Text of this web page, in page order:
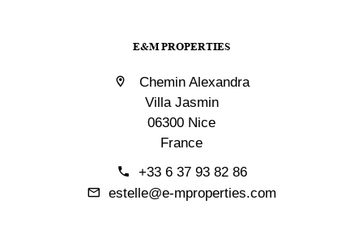
E&M PROPERTIES
Chemin Alexandra
Villa Jasmin
06300 Nice
France
+33 6 37 93 82 86
estelle@e-mproperties.com